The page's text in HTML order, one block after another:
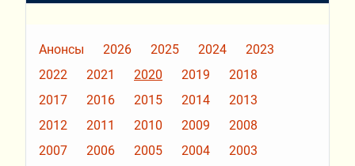
Анонсы 2026 2025 2024
2023
2022
2021 2020 2019
2018
2017
2016 2015 2014
2013
2012
2011 2010 2009
2008
2007
2006 2005 2004
2003